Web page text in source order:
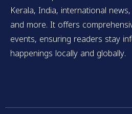
Kerala, India, international
and more. It offers
events, ensuring readers stay
happenings locally and globally.